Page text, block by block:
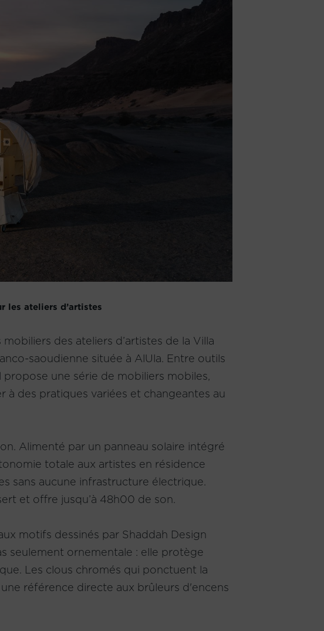
les ateliers d’artistes
des ateliers d’artistes de la Villa
saoudienne située à AlUla. Entre outils
une série de mobiliers mobiles,
à des pratiques variées et changeantes au
Alimenté par un panneau solaire intégré
totale aux artistes en résidence
sans aucune infrastructure électrique.
et offre jusqu’à 48h00 de son.
motifs dessinés par Shaddah Design
seulement ornementale : elle protège
Les clous chromés qui ponctuent la
référence directe aux brûleurs d'encens